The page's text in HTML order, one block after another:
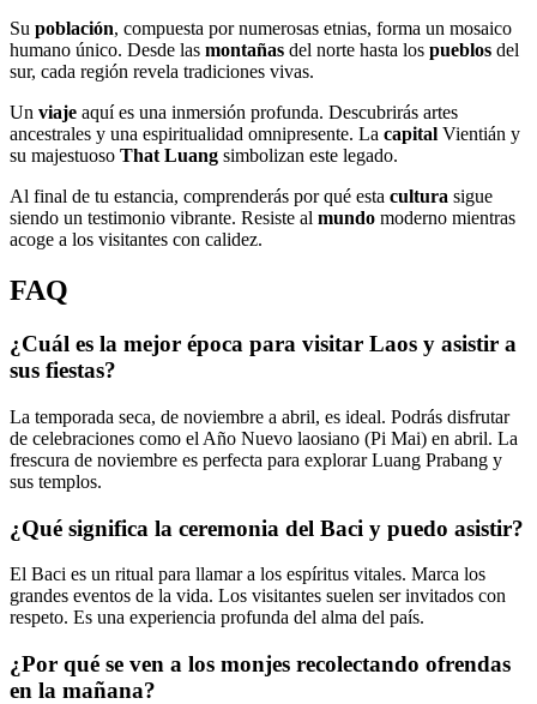
Su población, compuesta por numerosas etnias, forma un mosaico
humano único. Desde las montañas del norte hasta los pueblos del
sur, cada región revela tradiciones vivas.
Un viaje aquí es una inmersión profunda. Descubrirás artes
ancestrales y una espiritualidad omnipresente. La capital Vientián y
su majestuoso That Luang simbolizan este legado.
Al final de tu estancia, comprenderás por qué esta cultura sigue
siendo un testimonio vibrante. Resiste al mundo moderno mientras
acoge a los visitantes con calidez.
FAQ
¿Cuál es la mejor época para visitar Laos y asistir a
sus fiestas?
La temporada seca, de noviembre a abril, es ideal. Podrás disfrutar
de celebraciones como el Año Nuevo laosiano (Pi Mai) en abril. La
frescura de noviembre es perfecta para explorar Luang Prabang y
sus templos.
¿Qué significa la ceremonia del Baci y puedo asistir?
El Baci es un ritual para llamar a los espíritus vitales. Marca los
grandes eventos de la vida. Los visitantes suelen ser invitados con
respeto. Es una experiencia profunda del alma del país.
¿Por qué se ven a los monjes recolectando ofrendas
en la mañana?